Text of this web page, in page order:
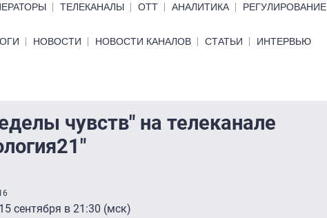
ТЕЛЕКАНАЛЫ ОТТ АНАЛИТИКА РЕГУЛИРОВАНИЕ
НОВОСТИ НОВОСТИ КАНАЛОВ СТАТЬИ ИНТЕРВЬЮ
чувств" на телеканале
сентября в 21:30 (мск)